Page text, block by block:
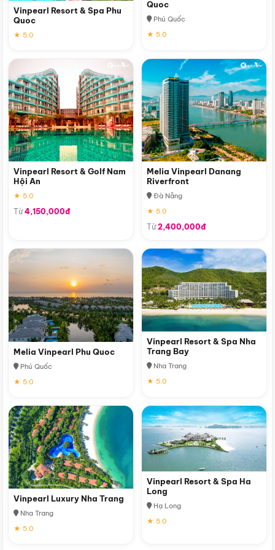
Vinpearl Resort & Spa Phu
Quoc
★ 5.0
Quoc
Phú Quốc
★ 5.0
Vinpearl Resort & Golf Nam
Hội An
★ 5.0
Từ4,150,000đ
Melia Vinpearl Danang
Riverfront
Đà Nẵng
★ 5.0
Từ2,400,000đ
Melia Vinpearl Phu Quoc
Phú Quốc
★ 5.0
Vinpearl Resort & Spa Nha
Trang Bay
Nha Trang
★ 5.0
Vinpearl Luxury Nha Trang
Nha Trang
★ 5.0
Vinpearl Resort & Spa Ha
Long
Hạ Long
★ 5.0